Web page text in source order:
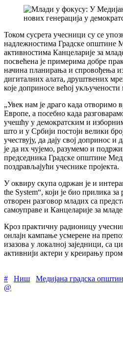
Током сусрета учесници су се
надлежностима Градске општине
активностима Канцеларије за
посвећена је примерима добре
начина планирања и спровођења
дигиталних алата, друштвених
које доприносе већој укључености
„Увек нам је драго када отворимо
Европе, а посебно када
учешћу у демократским и
што и у Србији постоји велики
учествују, да дају свој допринос
је да их чујемо, разумемо и
председника Градске општине
поздрављајући учеснике пројекта.
У оквиру скупа одржан је и
the System“, који је био прилика за
отворен разговор младих са
самоуправе и Канцеларије за
Кроз практичну радионицу
онлајн кампање усмерене на
изазова у локалној заједници, са
активнији актери у креирању
# Ниш Медијана градска
@